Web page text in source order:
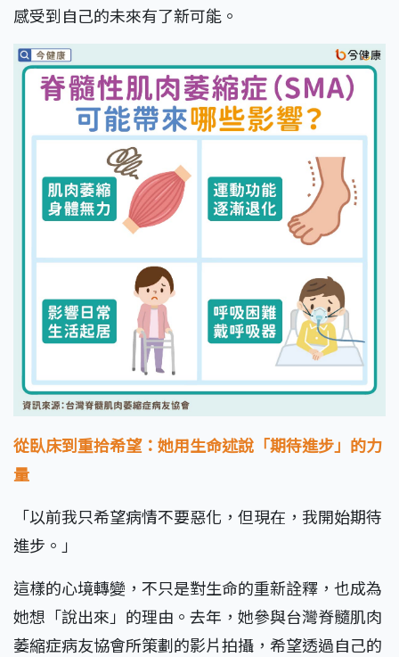
感受到自己的未來有了新可能。
從臥床到重拾希望：她用生命述說「期待進步」的力
量
「以前我只希望病情不要惡化，但現在，我開始期待
進步。」
這樣的心境轉變，不只是對生命的重新詮釋，也成為
她想「說出來」的理由。去年，她參與台灣脊髓肌肉
萎縮症病友協會所策劃的影片拍攝，希望透過自己的